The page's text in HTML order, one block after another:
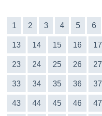
1 2 3 4 5 6
13 14 15 16 17
23 24 25 26 27
33 34 35 36 37
43 44 45 46 47